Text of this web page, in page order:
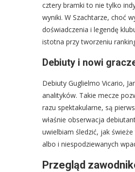
cztery bramki to nie tylko
wyniki. W Szachtarze, choć
doświadczenia i legendę
istotna przy tworzeniu
Debiuty i nowi
Debiuty Guglielmo Vicario,
analityków. Takie mecze
razu spektakularne, są
właśnie obserwacja
uwielbiam śledzić, jak
albo i niespodziewanych
Przegląd